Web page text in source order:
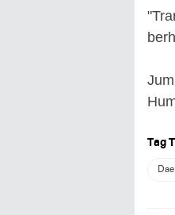
Tag